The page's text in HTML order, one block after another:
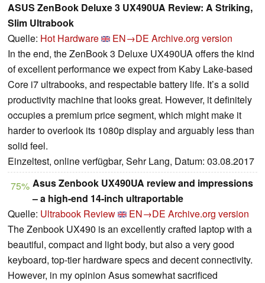
ASUS ZenBook Deluxe 3 UX490UA Review: A Striking,
Slim Ultrabook
Quelle: Hot Hardware EN→DE Archive.org version
In the end, the ZenBook 3 Deluxe UX490UA offers the kind
of excellent performance we expect from Kaby Lake-based
Core i7 ultrabooks, and respectable battery life. It’s a solid
productivity machine that looks great. However, it definitely
occupies a premium price segment, which might make it
harder to overlook its 1080p display and arguably less than
solid feel.
Einzeltest, online verfügbar, Sehr Lang, Datum: 03.08.2017
75% Asus Zenbook UX490UA review and impressions
– a high-end 14-inch ultraportable
Quelle: Ultrabook Review EN→DE Archive.org version
The Zenbook UX490 is an excellently crafted laptop with a
beautiful, compact and light body, but also a very good
keyboard, top-tier hardware specs and decent connectivity.
However, in my opinion Asus somewhat sacrificed